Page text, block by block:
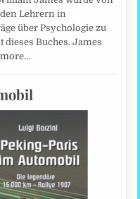
Lehrern in
über Psychologie zu
Buches. James
more…